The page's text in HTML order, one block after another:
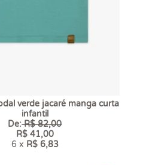
verde jacaré manga curta
infantil
De:R$ 82,00
R$ 41,00
6 x R$ 6,83